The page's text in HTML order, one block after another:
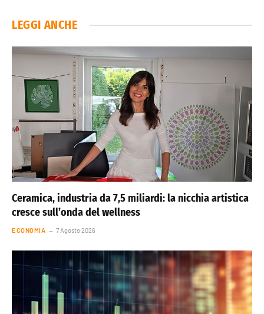
LEGGI ANCHE
Ceramica, industria da 7,5 miliardi: la nicchia artistica
cresce sull’onda del wellness
ECONOMIA 7 Agosto 2026